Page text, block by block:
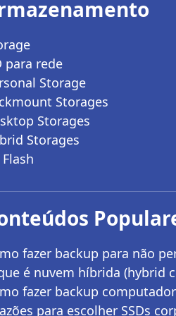
para rede
Storage
Storages
Storages
Storages
fazer backup para não
é nuvem híbrida (hybrid
fazer backup
para escolher SSDs